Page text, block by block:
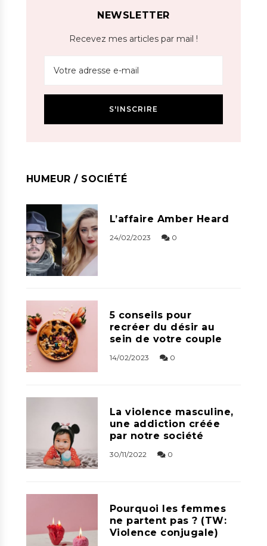
NEWSLETTER
Recevez mes articles par mail !
HUMEUR / SOCIÉTÉ
L’affaire Amber Heard
24/02/2023 0
5 conseils pour
recréer du désir au
sein de votre couple
14/02/2023 0
La violence masculine,
une addiction créée
par notre société
30/11/2022 0
Pourquoi les femmes
ne partent pas ? (TW:
Violence conjugale)